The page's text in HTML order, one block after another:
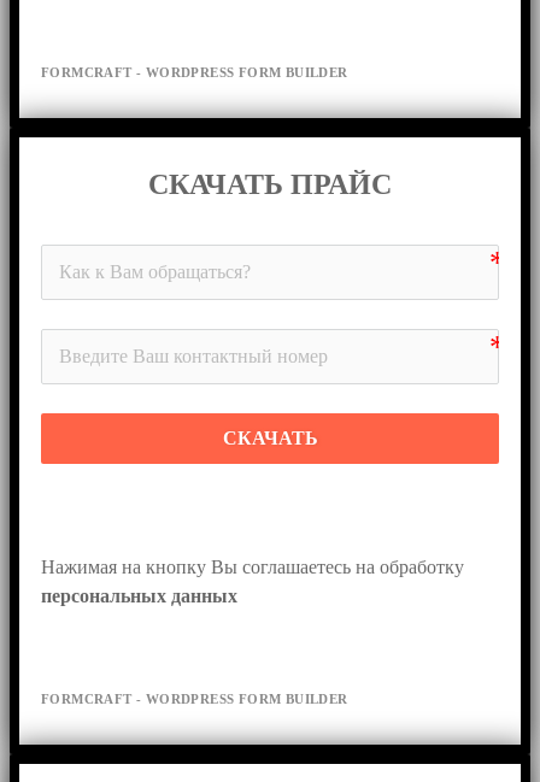
FORMCRAFT - WORDPRESS FORM BUILDER
СКАЧАТЬ ПРАЙС
СКАЧАТЬ
персональных данных
FORMCRAFT - WORDPRESS FORM BUILDER